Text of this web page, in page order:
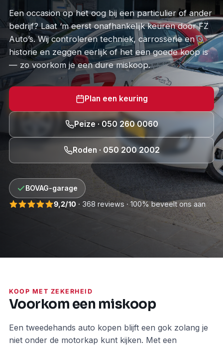
Een occasion op het oog bij een particulier of ander
bedrijf? Laat ‘m eerst onafhankelijk keuren door FZ
Auto’s. Wij controleren techniek, carrosserie en
historie en zeggen eerlijk of het een goede koop is
— zo voorkom je een dure miskoop.
Plan een keuring
Peize · 050 260 0060
Roden · 050 200 2002
BOVAG-garage
9,2/10 · 368 reviews · 100% beveelt ons aan
KOOP MET ZEKERHEID
Voorkom een miskoop
Een tweedehands auto kopen blijft een gok zolang je
niet onder de motorkap kunt kijken. Met een